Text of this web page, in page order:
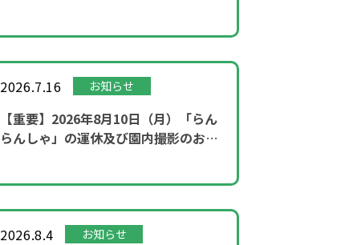
2026.7.16 お知らせ
【重要】2026年8月10日（月）「らん
らんしゃ」の運休及び園内撮影のお知
2026.8.4 お知らせ